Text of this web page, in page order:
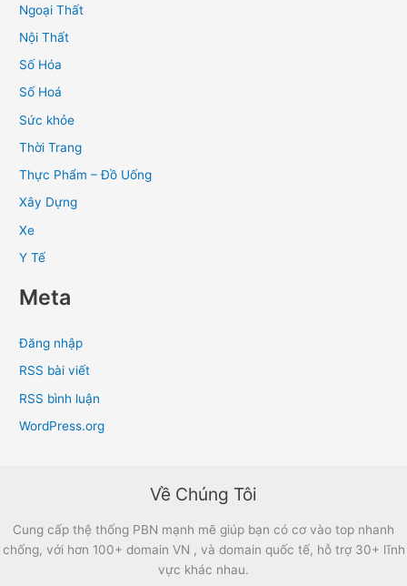
Ngoại Thất
Nội Thất
Số Hóa
Số Hoá
Sức khỏe
Thời Trang
Thực Phẩm – Đồ Uống
Xây Dựng
Xe
Y Tế
Meta
Đăng nhập
RSS bài viết
RSS bình luận
WordPress.org
Về Chúng Tôi
Cung cấp thệ thống PBN mạnh mẽ giúp bạn có cơ vào top nhanh
chống, với hơn 100+ domain VN , và domain quốc tế, hỗ trợ 30+ lĩnh
vực khác nhau.